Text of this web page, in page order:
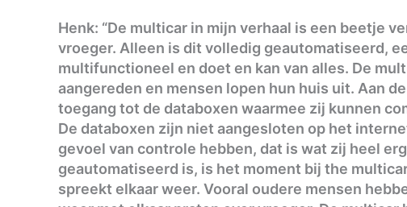
Henk: “De multicar in mijn verhaal is een beetje
vroeger. Alleen is dit volledig geautomatiseerd,
multifunctioneel en doet en kan van alles. De
aangereden en mensen lopen hun huis uit. Aan
toegang tot de databoxen waarmee zij kunnen
De databoxen zijn niet aangesloten op het
gevoel van controle hebben, dat is wat zij heel
geautomatiseerd is, is het moment bij the
spreekt elkaar weer. Vooral oudere mensen